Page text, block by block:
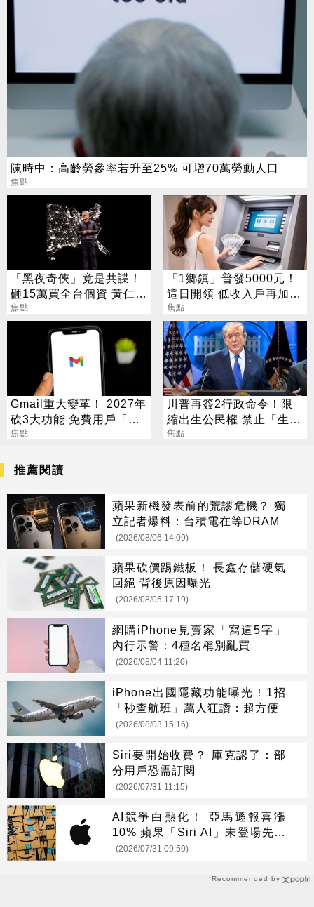
陳時中：高齡勞參率若升至25% 可增70萬勞動人口
焦點
「黑夜奇俠」竟是共諜！
砸15萬買全台個資 黃仁
勳、張麗善也受害
焦點
「1鄉鎮」普發5000元！
這日開領 低收入戶再加碼
2000元
焦點
Gmail重大變革！ 2027年
砍3大功能 免費用戶「這
好康」不能用了
焦點
川普再簽2行政命令！限
縮出生公民權 禁止「生育
旅遊」
焦點
Recommended by
推薦閱讀
蘋果新機發表前的荒謬危機？ 獨
立記者爆料：台積電在等DRAM
(2026/08/06 14:09)
蘋果砍價踢鐵板！ 長鑫存儲硬氣
回絕 背後原因曝光
(2026/08/05 17:19)
網購iPhone見賣家「寫這5字」
內行示警：4種名稱別亂買
(2026/08/04 11:20)
iPhone出國隱藏功能曝光！1招
「秒查航班」萬人狂讚：超方便
(2026/08/03 15:16)
Siri要開始收費？ 庫克認了：部
分用戶恐需訂閱
(2026/07/31 11:15)
AI競爭白熱化！ 亞馬遜報喜漲
10% 蘋果「Siri AI」未登場先摔
8%
(2026/07/31 09:50)